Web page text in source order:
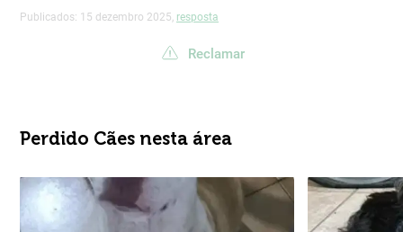
Publicados: 15 dezembro 2025, resposta
Reclamar
Perdido Cães nesta área